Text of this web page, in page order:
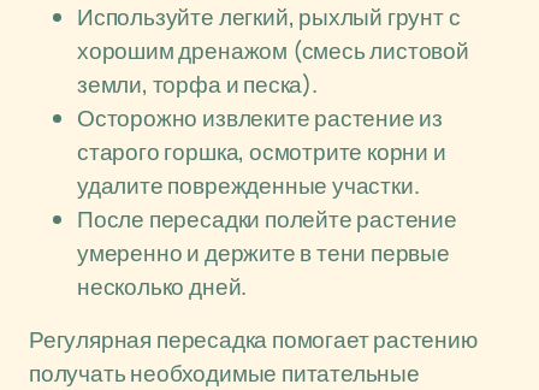
Используйте легкий, рыхлый грунт с
хорошим дренажом (смесь листовой
земли, торфа и песка).
Осторожно извлеките растение из
старого горшка, осмотрите корни и
удалите поврежденные участки.
После пересадки полейте растение
умеренно и держите в тени первые
несколько дней.
Регулярная пересадка помогает растению
получать необходимые питательные